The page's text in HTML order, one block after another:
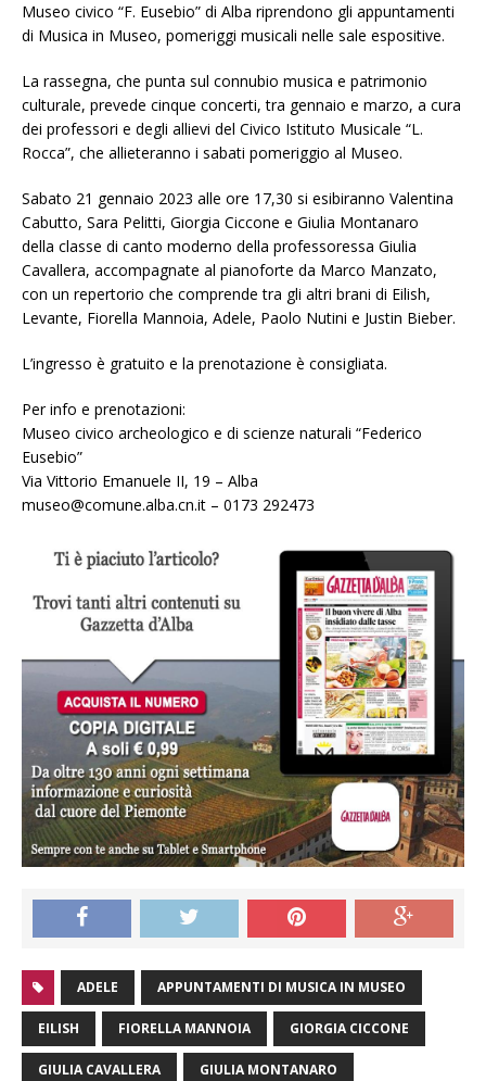
Museo civico “F. Eusebio” di Alba riprendono gli appuntamenti
di Musica in Museo, pomeriggi musicali nelle sale espositive.
La rassegna, che punta sul connubio musica e patrimonio
culturale, prevede cinque concerti, tra gennaio e marzo, a cura
dei professori e degli allievi del Civico Istituto Musicale “L.
Rocca”, che allieteranno i sabati pomeriggio al Museo.
Sabato 21 gennaio 2023 alle ore 17,30 si esibiranno Valentina
Cabutto, Sara Pelitti, Giorgia Ciccone e Giulia Montanaro
della classe di canto moderno della professoressa Giulia
Cavallera, accompagnate al pianoforte da Marco Manzato,
con un repertorio che comprende tra gli altri brani di Eilish,
Levante, Fiorella Mannoia, Adele, Paolo Nutini e Justin Bieber.
L’ingresso è gratuito e la prenotazione è consigliata.
Per info e prenotazioni:
Museo civico archeologico e di scienze naturali “Federico
Eusebio”
Via Vittorio Emanuele II, 19 – Alba
museo@comune.alba.cn.it – 0173 292473
ADELE APPUNTAMENTI DI MUSICA IN MUSEO
EILISH FIORELLA MANNOIA GIORGIA CICCONE
GIULIA CAVALLERA GIULIA MONTANARO